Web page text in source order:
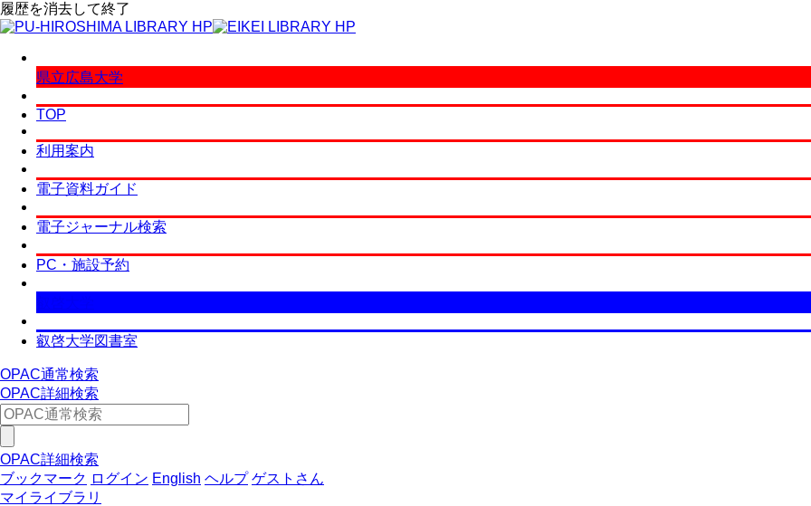
履歴を消去して終了
県立広島大学
TOP
利用案内
電子資料ガイド
電子ジャーナル検索
PC・施設予約
叡啓大学図書室
OPAC通常検索
OPAC詳細検索
OPAC詳細検索
ブックマーク ログイン English ヘルプ ゲストさん
マイライブラリ